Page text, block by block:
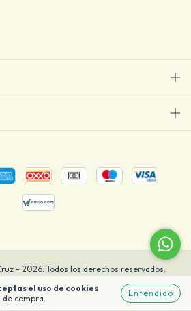
el uso de cookies
compra.
Entendido
- 2026. Todos los derechos reservados.